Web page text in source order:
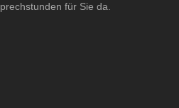
für Sie da.